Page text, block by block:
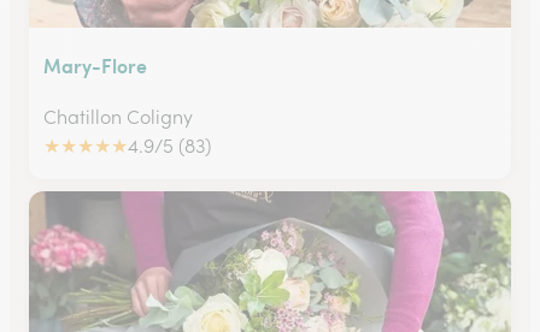
Mary-Flore
Chatillon Coligny
★★★★★4.9/5 (83)